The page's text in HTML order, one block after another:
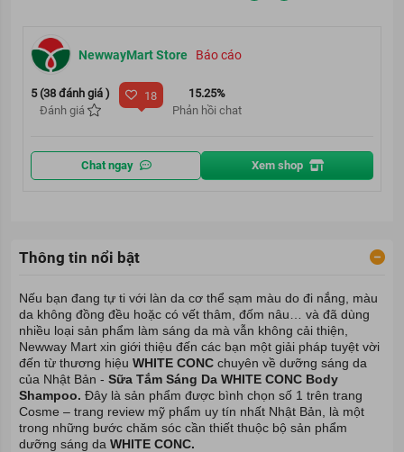
NewwayMart Store Báo cáo
5 (38 đánh giá )
Đánh giá
18
15.25%
Phản hồi chat
Chat ngay Xem shop
Thông tin nổi bật
Nếu bạn đang tự ti với làn da cơ thể sạm màu do đi nắng, màu
da không đồng đều hoặc có vết thâm, đốm nâu… và đã dùng
nhiều loại sản phẩm làm sáng da mà vẫn không cải thiện,
Newway Mart xin giới thiệu đến các bạn một giải pháp tuyệt vời
đến từ thương hiệu WHITE CONC chuyên về dưỡng sáng da
của Nhật Bản - Sữa Tắm Sáng Da WHITE CONC Body
Shampoo. Đây là sản phẩm được bình chọn số 1 trên trang
Cosme – trang review mỹ phẩm uy tín nhất Nhật Bản, là một
trong những bước chăm sóc cần thiết thuộc bộ sản phẩm
dưỡng sáng da WHITE CONC.